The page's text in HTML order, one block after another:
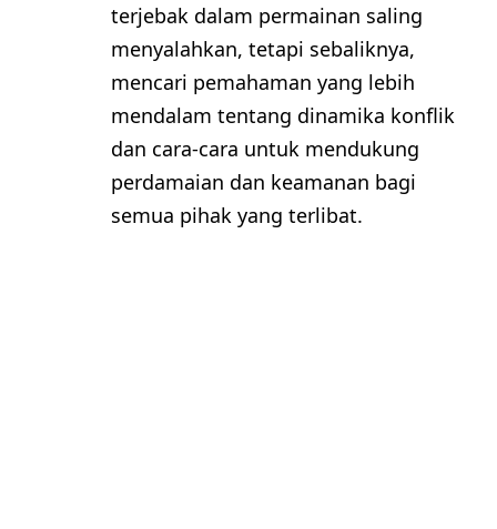
terjebak dalam permainan saling
menyalahkan, tetapi sebaliknya,
mencari pemahaman yang lebih
mendalam tentang dinamika konflik
dan cara-cara untuk mendukung
perdamaian dan keamanan bagi
semua pihak yang terlibat.